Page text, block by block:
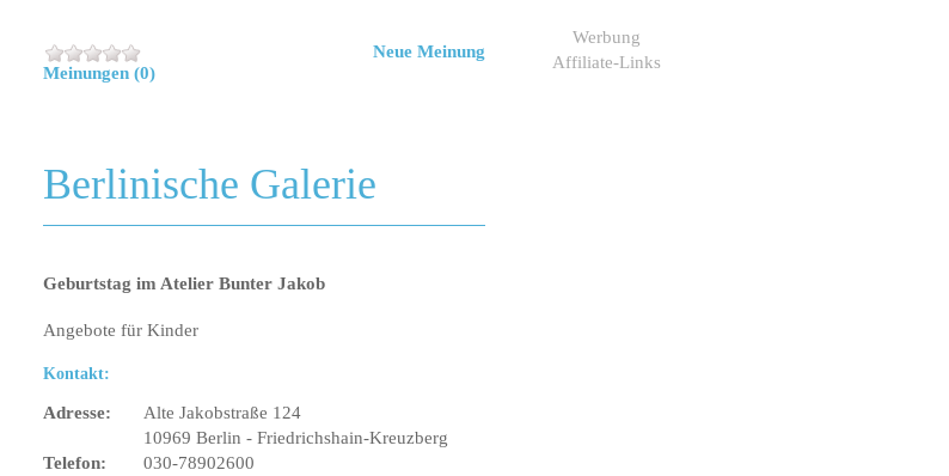
Meinungen (0)
Neue Meinung
Berlinische Galerie
Geburtstag im Atelier Bunter Jakob
Angebote für Kinder
Kontakt:
Adresse:
Alte Jakobstraße 124
10969 Berlin - Friedrichshain-Kreuzberg
Telefon:
030-78902600
Werbung
Affiliate-Links